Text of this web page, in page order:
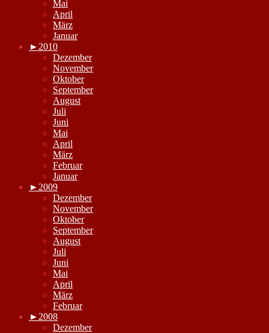
Mai
April
März
Januar
► 2010
Dezember
November
Oktober
September
August
Juli
Juni
Mai
April
März
Februar
Januar
► 2009
Dezember
November
Oktober
September
August
Juli
Juni
Mai
April
März
Februar
► 2008
Dezember